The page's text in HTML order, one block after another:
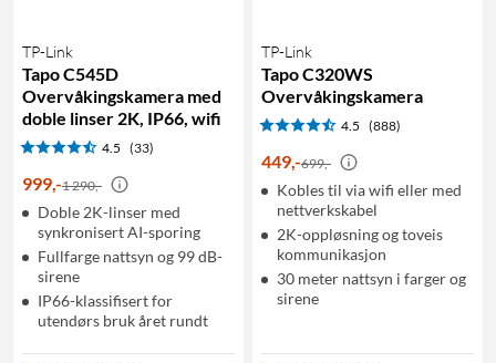
TP-Link
Tapo C545D
Overvåkingskamera med
doble linser 2K, IP66, wifi
4.5 (33)
999,-1 290,-
Doble 2K-linser med
synkronisert AI-sporing
Fullfarge nattsyn og 99 dB-
sirene
IP66-klassifisert for
utendørs bruk året rundt
TP-Link
Tapo C320WS
Overvåkingskamera
4.5 (888)
449,-699,-
Kobles til via wifi eller med
nettverkskabel
2K-oppløsning og toveis
kommunikasjon
30 meter nattsyn i farger og
sirene